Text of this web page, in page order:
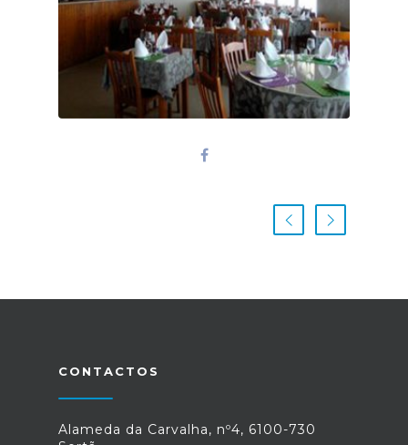
CONTACTOS
Alameda da Carvalha, nº4, 6100-730